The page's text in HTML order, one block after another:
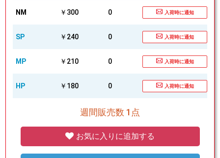
NM ￥300 0 入荷時に通知
SP ￥240 0 入荷時に通知
MP ￥210 0 入荷時に通知
HP ￥180 0 入荷時に通知
週間販売数 1点
お気に入りに追加する